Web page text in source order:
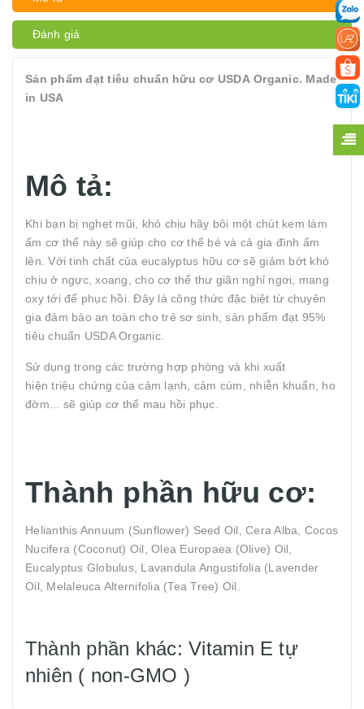
Đánh giá
Sản phẩm đạt tiêu chuẩn hữu cơ USDA Organic. Made
in USA
Mô tả:
Khi bạn bị nghẹt mũi, khó chịu hãy bôi một chút kem làm
ấm cơ thể này sẽ giúp cho cơ thể bé và cả gia đình ấm
lên. Với tinh chất của eucalyptus hữu cơ sẽ giảm bớt khó
chịu ở ngực, xoang, cho cơ thể thư giãn nghỉ ngơi, mang
oxy tới để phục hồi. Đây là công thức đặc biệt từ chuyên
gia đảm bảo an toàn cho trẻ sơ sinh, sản phẩm đạt 95%
tiêu chuẩn USDA Organic.
Sử dụng trong các trường hợp phòng và khi xuất
hiện triệu chứng của cảm lạnh, cảm cúm, nhiễn khuẩn, ho
đờm... sẽ giúp cơ thể mau hồi phục.
Thành phần hữu cơ:
Helianthis Annuum (Sunflower) Seed Oil, Cera Alba, Cocos
Nucifera (Coconut) Oil, Olea Europaea (Olive) Oil,
Eucalyptus Globulus, Lavandula Angustifolia (Lavender
Oil, Melaleuca Alternifolia (Tea Tree) Oil.
Thành phần khác: Vitamin E tự
nhiên ( non-GMO )